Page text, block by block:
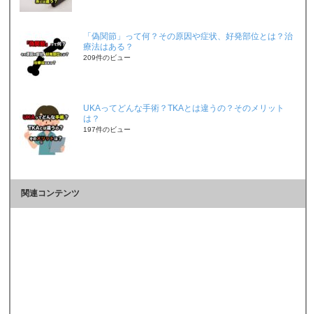
「偽関節」って何？その原因や症状、好発部位とは？治
療法はある？
209件のビュー
UKAってどんな手術？TKAとは違うの？そのメリット
は？
197件のビュー
関連コンテンツ